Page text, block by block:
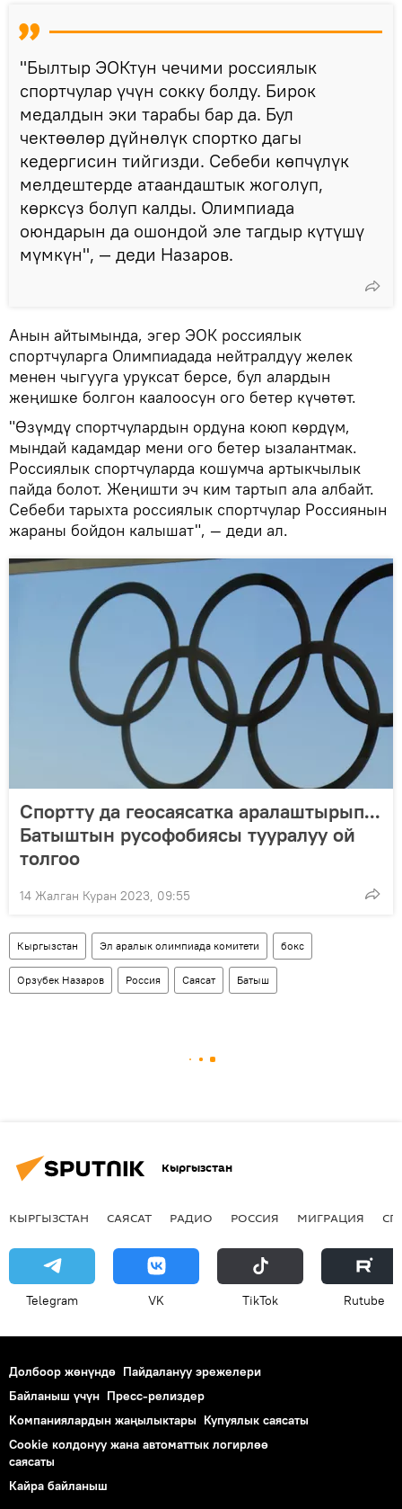
"Былтыр ЭОКтун чечими россиялык
спортчулар үчүн сокку болду. Бирок
медалдын эки тарабы бар да. Бул
чектөөлөр дүйнөлүк спортко дагы
кедергисин тийгизди. Себеби көпчүлүк
мелдештерде атаандаштык жоголуп,
көрксүз болуп калды. Олимпиада
оюндарын да ошондой эле тагдыр күтүшү
мүмкүн", — деди Назаров.
Анын айтымында, эгер ЭОК россиялык
спортчуларга Олимпиадада нейтралдуу желек
менен чыгууга уруксат берсе, бул алардын
жеңишке болгон каалоосун ого бетер күчөтөт.
"Өзүмдү спортчулардын ордуна коюп көрдүм,
мындай кадамдар мени ого бетер ызалантмак.
Россиялык спортчуларда кошумча артыкчылык
пайда болот. Жеңишти эч ким тартып ала албайт.
Себеби тарыхта россиялык спортчулар Россиянын
жараны бойдон калышат", — деди ал.
Спортту да геосаясатка аралаштырып...
Батыштын русофобиясы тууралуу ой
толгоо
14 Жалган Куран 2023, 09:55
Кыргызстан Эл аралык олимпиада комитети бокс
Орзубек Назаров Россия Саясат Батыш
Кыргызстан
КЫРГЫЗСТАН САЯСАТ РАДИО РОССИЯ МИГРАЦИЯ
Telegram VK ТikТоk Rutube
Долбоор жөнүндө Пайдалануу эрежелери
Байланыш үчүн Пресс-релиздер
Компаниялардын жаңылыктары Купуялык саясаты
Cookie колдонуу жана автоматтык логирлөө
саясаты
Кайра байланыш